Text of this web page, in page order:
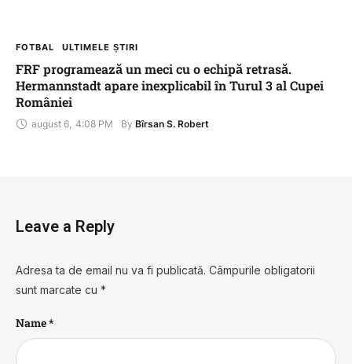
FOTBAL ULTIMELE ȘTIRI
FRF programează un meci cu o echipă retrasă.
Hermannstadt apare inexplicabil în Turul 3 al Cupei
României
august 6 4:08 PM By Bîrsan S. Robert
Leave a Reply
Adresa ta de email nu va fi publicată. Câmpurile obligatorii
sunt marcate cu *
Name *